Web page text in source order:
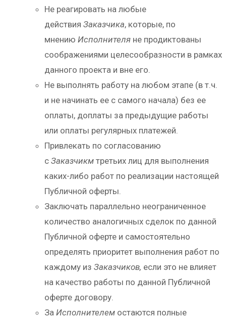
Не реагировать на любые
действия Заказчика, которые, по
мнению Исполнителя не продиктованы
соображениями целесообразности в рамках
данного проекта и вне его.
Не выполнять работу на любом этапе (в т.ч.
и не начинать ее с самого начала) без ее
оплаты, доплаты за предыдущие работы
или оплаты регулярных платежей.
Привлекать по согласованию
с Заказчикм третьих лиц для выполнения
каких-либо работ по реализации настоящей
Публичной оферты.
Заключать параллельно неограниченное
количество аналогичных сделок по данной
Публичной оферте и самостоятельно
определять приоритет выполнения работ по
каждому из Заказчиков, если это не влияет
на качество работы по данной Публичной
оферте договору.
За Исполнителем остаются полные